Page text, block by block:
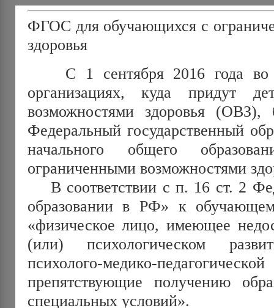
ФГОС для обучающихся с
здоровья
С 1 сентября 2016 года во
организациях, куда придут
возможностями здоровья (ОВЗ),
Федеральный государственный
начального общего
ограниченными возможностями
В соответствии с п. 16 ст. 2
образовании в РФ» к
«физическое лицо, имеющее
(или) психологическом
психолого-медико-
препятствующие получению
специальных условий».